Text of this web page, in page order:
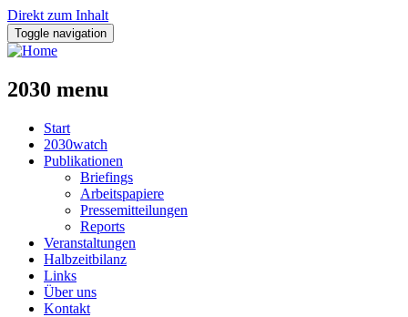
Direkt zum Inhalt
Toggle navigation
2030 menu
Start
2030watch
Publikationen
Briefings
Arbeitspapiere
Pressemitteilungen
Reports
Veranstaltungen
Halbzeitbilanz
Links
Über uns
Kontakt